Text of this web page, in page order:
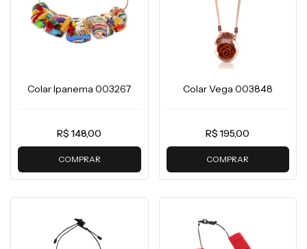
Colar Ipanema 003267
R$ 148,00
COMPRAR
Colar Vega 003848
R$ 195,00
COMPRAR